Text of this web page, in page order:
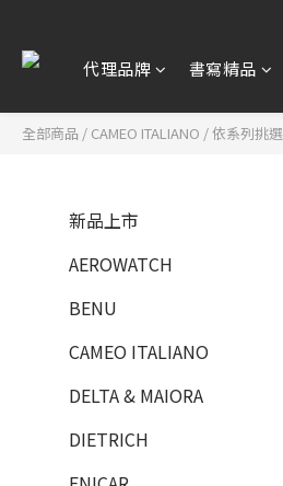
代理品牌 書寫精品
全部商品 / CAMEO ITALIANO /依系列挑選
新品上市
AEROWATCH
BENU
CAMEO ITALIANO
DELTA & MAIORA
DIETRICH